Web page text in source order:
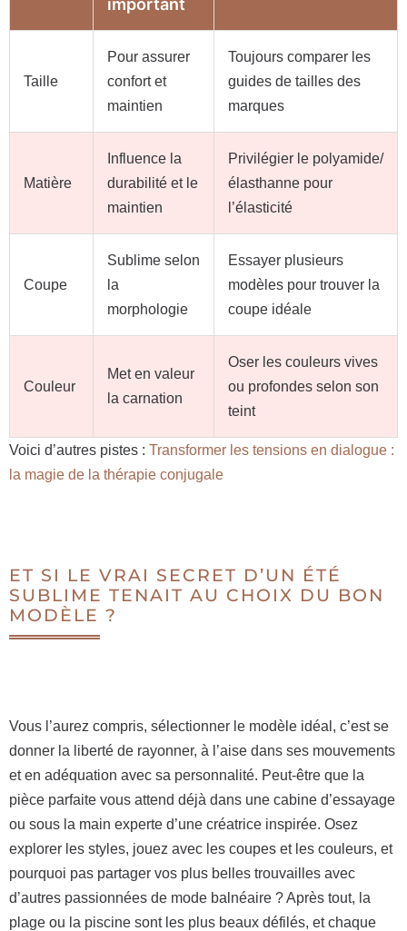
important
Taille
Pour assurer
confort et
maintien
Toujours comparer les
guides de tailles des
marques
Matière
Influence la
durabilité et le
maintien
Privilégier le polyamide/
élasthanne pour
l’élasticité
Coupe
Sublime selon
la
morphologie
Essayer plusieurs
modèles pour trouver la
coupe idéale
Couleur
Met en valeur
la carnation
Oser les couleurs vives
ou profondes selon son
teint
Voici d’autres pistes : Transformer les tensions en dialogue :
la magie de la thérapie conjugale
ET SI LE VRAI SECRET D’UN ÉTÉ
SUBLIME TENAIT AU CHOIX DU BON
MODÈLE ?
Vous l’aurez compris, sélectionner le modèle idéal, c’est se
donner la liberté de rayonner, à l’aise dans ses mouvements
et en adéquation avec sa personnalité. Peut-être que la
pièce parfaite vous attend déjà dans une cabine d’essayage
ou sous la main experte d’une créatrice inspirée. Osez
explorer les styles, jouez avec les coupes et les couleurs, et
pourquoi pas partager vos plus belles trouvailles avec
d’autres passionnées de mode balnéaire ? Après tout, la
plage ou la piscine sont les plus beaux défilés, et chaque